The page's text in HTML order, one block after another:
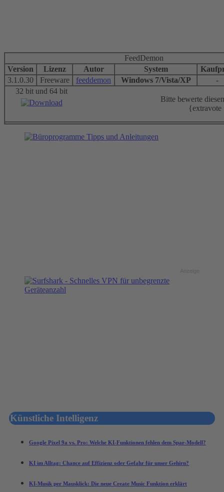
FeedDemon
Version
Lizenz Autor System
3.1.0.30
Freeware feeddemon Windows 7/Vista/XP
-
32 bit und 64 bit
Bitte bewerte
Künstliche Intelligenz
Google Pixel 9a vs. Pro: Welche KI-Funktionen fehlen dem Spar-Modell?
KI im Alltag: Chance auf Effizienz oder Gefahr für unser Gehirn?
KI-Musik per Mausklick: Die neue Create Music Funktion erklärt